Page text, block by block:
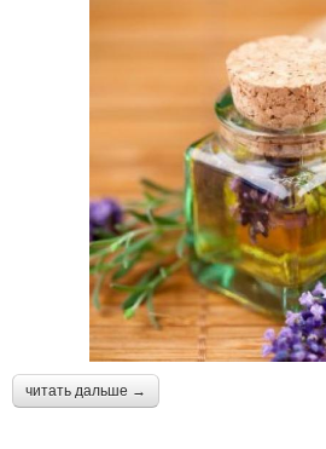
читать дальше →